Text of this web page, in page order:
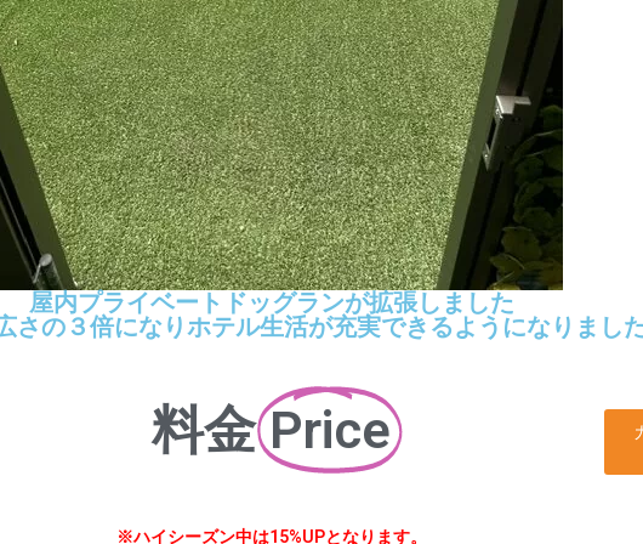
屋内プライベートドッグランが拡張しました
さの３倍になりホテル生活が充実できるようになりまし
料金 Price
※ハイシーズン中は15%UPとなります。